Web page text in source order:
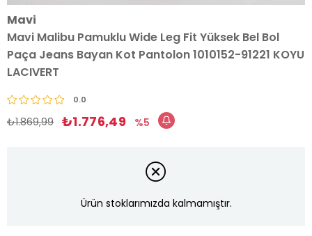
Mavi
Mavi Malibu Pamuklu Wide Leg Fit Yüksek Bel Bol
Paça Jeans Bayan Kot Pantolon 1010152-91221 KOYU
LACIVERT
0.0
₺1.869,99 ₺1.776,49 5
Ürün stoklarımızda kalmamıştır.